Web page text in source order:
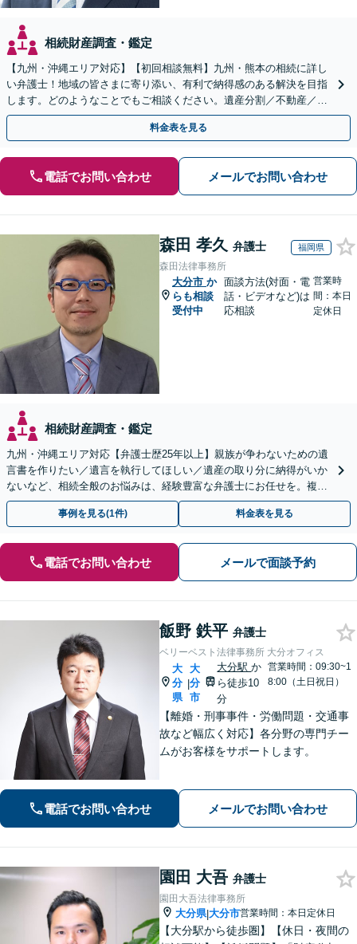
相続財産調査・鑑定
【九州・沖縄エリア対応】【初回相談無料】九州・熊本の相続に詳し
い弁護士！地域の皆さまに寄り添い、有利で納得感のある解決を目指
します。どのようなことでもご相談ください。遺産分割／不動産／遺
言書／使い込み／寄与分／遺留分／相続放棄【完全個室】
料金表を見る
電話でお問い合わせ メールでお問い合わせ
森田 孝久 弁護士 福岡県
森田法律事務所
大分市 か
らも相談
受付中
面談方法(対面・電
話・ビデオなど)は
応相談
営業時
間：本日
定休日
相続財産調査・鑑定
九州・沖縄エリア対応【弁護士歴25年以上】親族が争わないための遺
言書を作りたい／遺言を執行してほしい／遺産の取り分に納得がいか
ないなど、相続全般のお悩みは、経験豊富な弁護士にお任せを。複雑
な問題も粘り強く対応し、解決に導きます。
事例を見る(1件) 料金表を見る
電話でお問い合わせ メールで面談予約
飯野 鉄平 弁護士
ベリーベスト法律事務所 大分オフィス
大
分
県
|
大
分
市
大分駅か
ら徒歩10
分
営業時間：09:30~1
8:00（土日祝日）
【離婚・刑事事件・労働問題・交通事
故など幅広く対応】各分野の専門チー
ムがお客様をサポートします。
電話でお問い合わせ メールでお問い合わせ
園田 大吾 弁護士
園田大吾法律事務所
大分県|大分市営業時間：本日定休日
【大分駅から徒歩圏】【休日・夜間の